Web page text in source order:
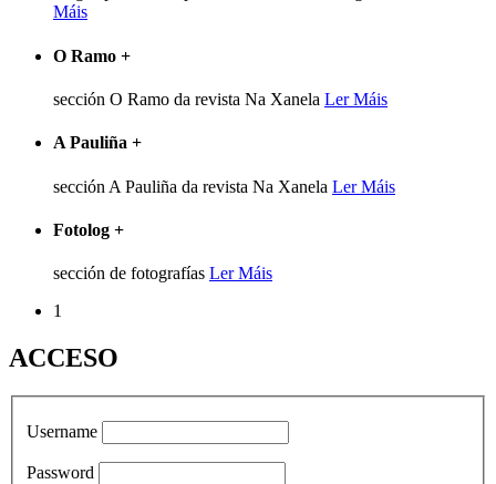
Máis
O Ramo +
sección O Ramo da revista Na Xanela Ler Máis
A Pauliña +
sección A Pauliña da revista Na Xanela Ler Máis
Fotolog +
sección de fotografías Ler Máis
1
ACCESO
Username
Password